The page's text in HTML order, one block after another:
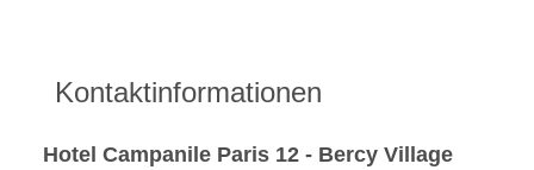
Kontaktinformationen
Hotel Campanile Paris 12 - Bercy Village